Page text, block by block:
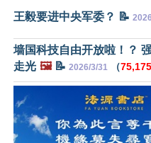
王毅要进中央军委？ 📝
墙国科技自由开放啦！？
走光 🖼️📝 2026/3/31 （75,175